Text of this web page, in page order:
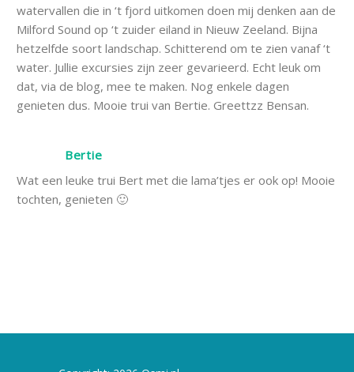
watervallen die in ‘t fjord uitkomen doen mij denken aan de
Milford Sound op ‘t zuider eiland in Nieuw Zeeland. Bijna
hetzelfde soort landschap. Schitterend om te zien vanaf ‘t
water. Jullie excursies zijn zeer gevarieerd. Echt leuk om
dat, via de blog, mee te maken. Nog enkele dagen
genieten dus. Mooie trui van Bertie. Greettzz Bensan.
Bertie
Wat een leuke trui Bert met die lama’tjes er ook op! Mooie
tochten, genieten 🙂